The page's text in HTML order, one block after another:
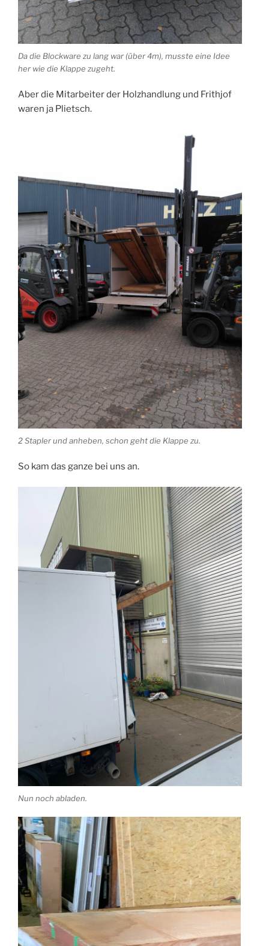
Da die Blockware zu lang war (über 4m), musste eine Idee
her wie die Klappe zugeht.
Aber die Mitarbeiter der Holzhandlung und Frithjof
waren ja Plietsch.
2 Stapler und anheben, schon geht die Klappe zu.
So kam das ganze bei uns an.
Nun noch abladen.